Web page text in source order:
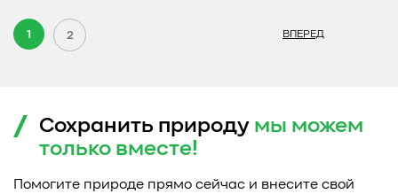
1 2 ВПЕРЕД
Сохранить природу мы можем
только вместе!
Помогите природе прямо сейчас и внесите свой